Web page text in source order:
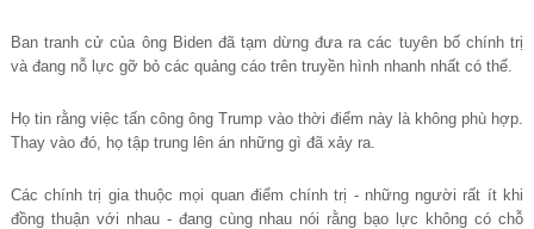
Ban tranh cử của ông Biden đã tạm dừng đưa ra các tuyên bố chính trị
và đang nỗ lực gỡ bỏ các quảng cáo trên truyền hình nhanh nhất có thể.
Họ tin rằng việc tấn công ông Trump vào thời điểm này là không phù hợp.
Thay vào đó, họ tập trung lên án những gì đã xảy ra.
Các chính trị gia thuộc mọi quan điểm chính trị - những người rất ít khi
đồng thuận với nhau - đang cùng nhau nói rằng bạo lực không có chỗ